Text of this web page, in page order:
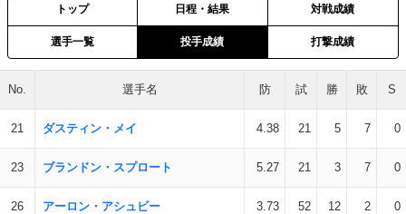
トップ 日程・結果 対戦成績
選手一覧 投手成績 打撃成績
No. 選手名 防 試 勝 敗 S
21 ダスティン・メイ 4.38 21 5 7 0
23 ブランドン・スプロート 5.27 21 3 7 0
26 アーロン・アシュビー 3.73 52 12 2 0